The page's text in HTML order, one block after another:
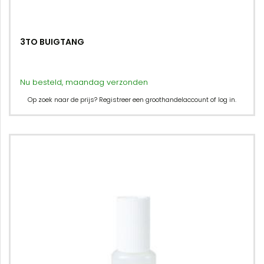
3TO BUIGTANG
Nu besteld, maandag verzonden
Op zoek naar de prijs? Registreer een groothandelaccount of log in.